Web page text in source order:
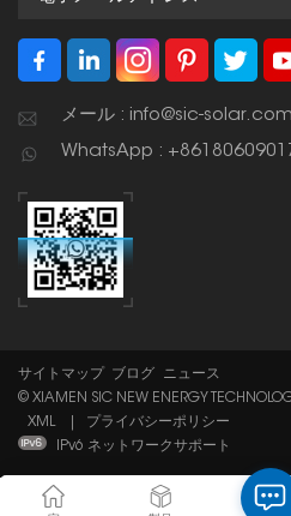
メール : info@sic-solar.com
WhatsApp :
サイトマップ ブログ
ニュース
© XIAMEN SIC NEW ENERGY
XML
プライバシーポリシー
IPv6 ネットワークサポート